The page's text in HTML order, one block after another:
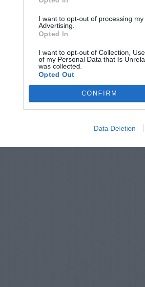
I want to opt-out of processing
Advertising.
Opted In
I want to opt-out of Collection,
of my Personal Data that Is
was collected.
Opted Out
CONFIRM
Data Deletion